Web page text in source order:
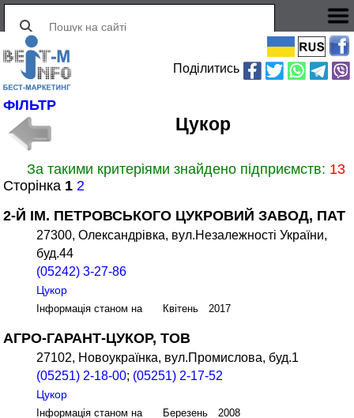
Поділитись
ФІЛЬТР
Цукор
За такими критеріями знайдено підприємств: 13
Сторінка 12
2-Й ІМ. ПЕТРОВСЬКОГО ЦУКРОВИЙ ЗАВОД, ПАТ
27300, Олександрівка, вул.Незалежності України,
буд.44
(05242) 3-27-86
Цукор
Інформація станом на Квітень 2017
АГРО-ГАРАНТ-ЦУКОР, ТОВ
27102, Новоукраїнка, вул.Промислова, буд.1
(05251) 2-18-00; (05251) 2-17-52
Цукор
Інформація станом на Березень 2008